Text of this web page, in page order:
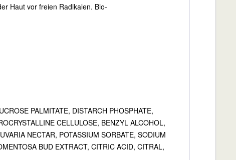
Haut vor freien Radikalen. Bio-
PALMITATE, DISTARCH PHOSPHATE,
CELLULOSE, BENZYL ALCOHOL,
NECTAR, POTASSIUM SORBATE, SODIUM
BUD EXTRACT, CITRIC ACID, CITRAL,